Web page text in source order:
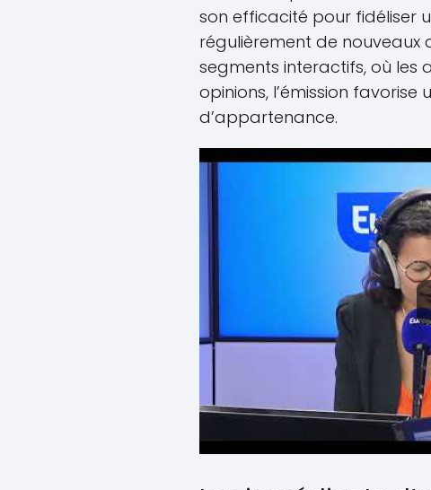
son efficacité pour fidéliser
régulièrement de nouveaux
segments interactifs, où les
opinions, l’émission
d’appartenance.